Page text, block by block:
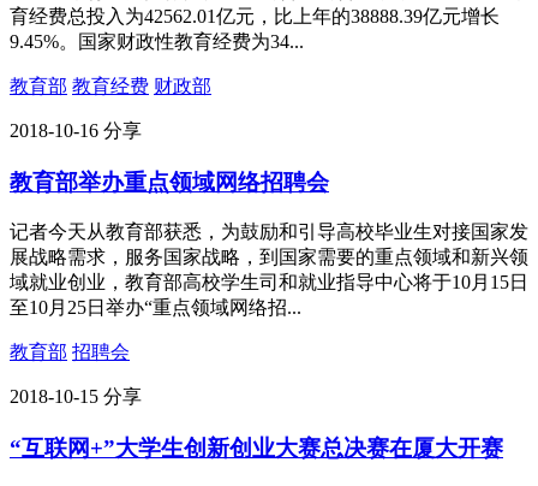
育经费总投入为42562.01亿元，比上年的38888.39亿元增长
9.45%。国家财政性教育经费为34...
教育部 教育经费 财政部
2018-10-16 分享
教育部举办重点领域网络招聘会
记者今天从教育部获悉，为鼓励和引导高校毕业生对接国家发
展战略需求，服务国家战略，到国家需要的重点领域和新兴领
域就业创业，教育部高校学生司和就业指导中心将于10月15日
至10月25日举办“重点领域网络招...
教育部 招聘会
2018-10-15 分享
“互联网+”大学生创新创业大赛总决赛在厦大开赛